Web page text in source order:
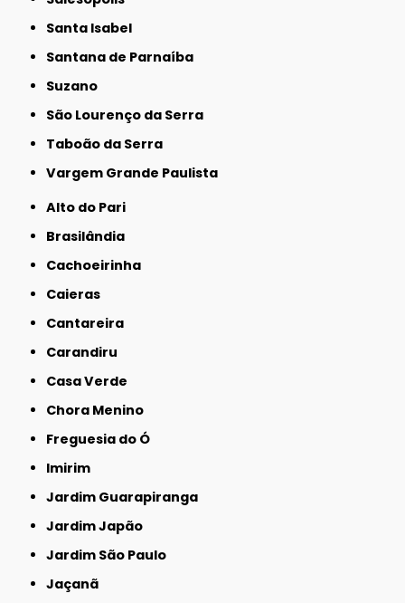
Santa Isabel
Santana de Parnaíba
Suzano
São Lourenço da Serra
Taboão da Serra
Vargem Grande Paulista
Alto do Pari
Brasilândia
Cachoeirinha
Caieras
Cantareira
Carandiru
Casa Verde
Chora Menino
Freguesia do Ó
Imirim
Jardim Guarapiranga
Jardim Japão
Jardim São Paulo
Jaçanã